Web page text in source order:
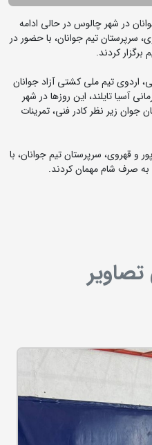
در شهر چالوس در حالی ادامه
سرپرستان تیم جوانان، با حضور در
کردند.
اردوی تیم ملی کشتی آزاد جوانان
آسیا تایلند، این روزها در شهر
زیر نظر کادر فنی، تمرینات
و قهروی، سرپرستان تیم جوانان، با
صرف شام مهمان کردند.
تصاویر